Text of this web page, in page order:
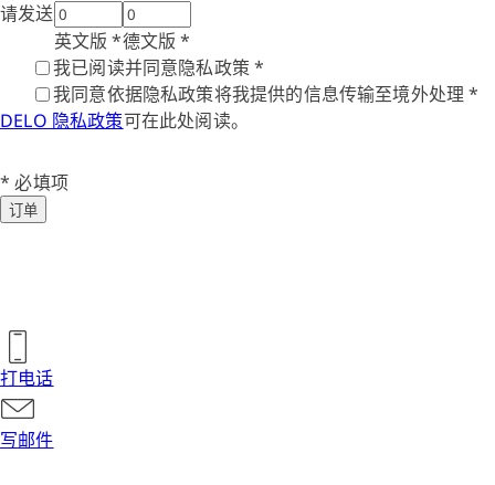
请发送
英文版*德文版*
我已阅读并同意隐私政策*
我同意依据隐私政策将我提供的信息传输至境外处理*
DELO 隐私政策可在此处阅读。
* 必填项
订单
打电话
写邮件